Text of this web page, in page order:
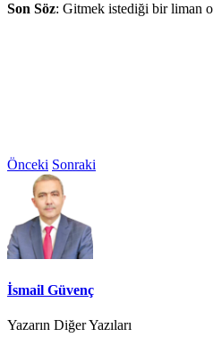
Son Söz: Gitmek istediği bir liman
Önceki Sonraki
İsmail Güvenç
Yazarın Diğer Yazıları